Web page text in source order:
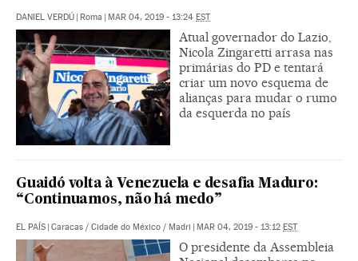
DANIEL VERDÚ | Roma | MAR 04, 2019 - 13:24 EST
Atual governador do Lazio,
Nicola Zingaretti arrasa nas
primárias do PD e tentará
criar um novo esquema de
alianças para mudar o rumo
da esquerda no país
Guaidó volta à Venezuela e desafia Maduro:
“Continuamos, não há medo”
EL PAÍS | Caracas / Cidade do México / Madri | MAR 04, 2019 - 13:12 EST
O presidente da Assembleia